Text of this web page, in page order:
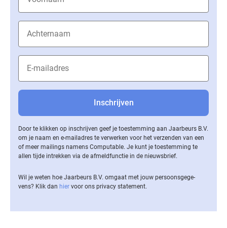
Door te klikken op inschrijven geef je toestemming aan Jaarbeurs B.V.
om je naam en e-mailadres te verwerken voor het verzenden van een
of meer mailings namens Computable. Je kunt je toestemming te
allen tijde intrekken via de af­meld­func­tie in de nieuwsbrief.
Wil je weten hoe Jaarbeurs B.V. omgaat met jouw per­soons­ge­ge­
vens? Klik dan hier voor ons privacy statement.